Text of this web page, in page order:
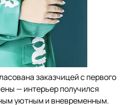
заказчицей с первого
— интерьер получился
уютным и вневременным.